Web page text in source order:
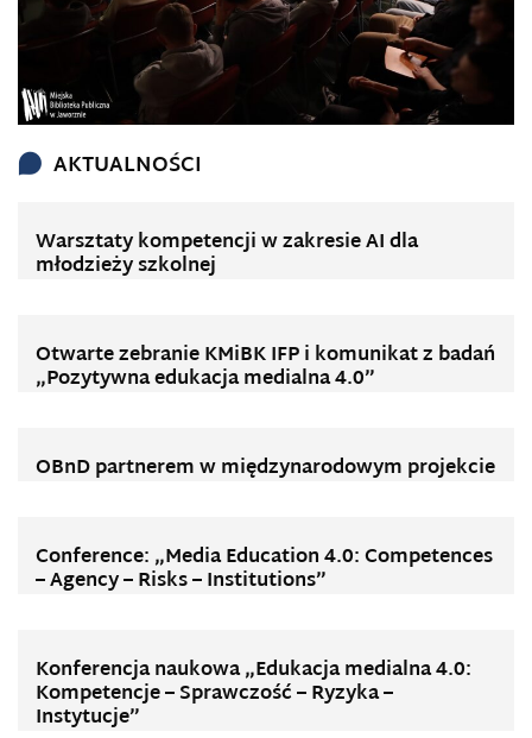
AKTUALNOŚCI
Warsztaty kompetencji w zakresie AI dla
młodzieży szkolnej
Otwarte zebranie KMiBK IFP i komunikat z badań
„Pozytywna edukacja medialna 4.0”
OBnD partnerem w międzynarodowym projekcie
Conference: „Media Education 4.0: Competences
– Agency – Risks – Institutions”
Konferencja naukowa „Edukacja medialna 4.0:
Kompetencje – Sprawczość – Ryzyka –
Instytucje”